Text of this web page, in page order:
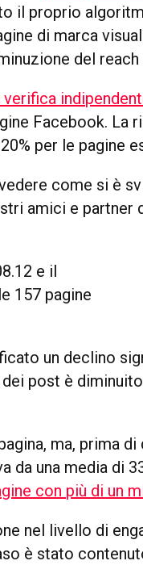
il proprio
di marca
del reach
verifica
Facebook. La
per le pagine
come si è
amici e partner
e il
157 pagine
un declino
post è
ma, prima
da una media di
con più di un
nel livello di
è stato